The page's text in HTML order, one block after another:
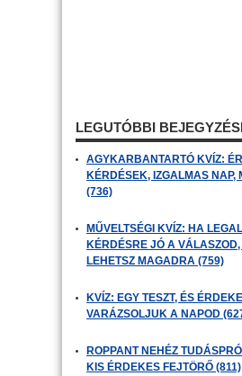
LEGUTÓBBI
AGYKARBANTARTÓ KVÍZ:
KÉRDÉSEK, IZGALMAS NAP,
(736)
MŰVELTSÉGI KVÍZ: HA
KÉRDÉSRE JÓ A
LEHETSZ MAGADRA (759)
KVÍZ: EGY TESZT, ÉS
VARÁZSOLJUK A NAPOD
ROPPANT NEHÉZ
KIS ÉRDEKES FEJTÖRŐ (811)